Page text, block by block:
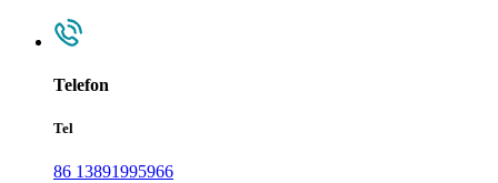
Telefon
Tel
86 13891995966